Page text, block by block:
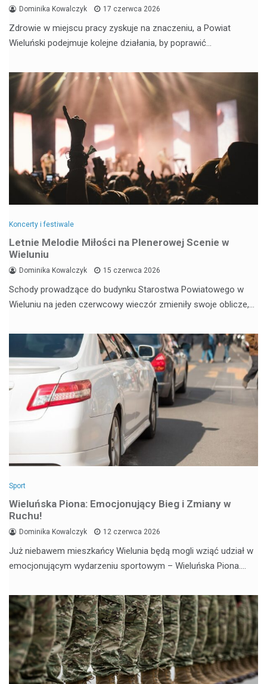
Dominika Kowalczyk 17 czerwca 2026
Zdrowie w miejscu pracy zyskuje na znaczeniu, a Powiat
Wieluński podejmuje kolejne działania, by poprawić…
Koncerty i festiwale
Letnie Melodie Miłości na Plenerowej Scenie w
Wieluniu
Dominika Kowalczyk 15 czerwca 2026
Schody prowadzące do budynku Starostwa Powiatowego w
Wieluniu na jeden czerwcowy wieczór zmieniły swoje oblicze,…
Sport
Wieluńska Piona: Emocjonujący Bieg i Zmiany w
Ruchu!
Dominika Kowalczyk 12 czerwca 2026
Już niebawem mieszkańcy Wielunia będą mogli wziąć udział w
emocjonującym wydarzeniu sportowym – Wieluńska Piona.…